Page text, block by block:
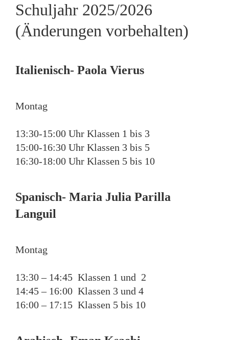
Schuljahr 2025/2026
(Änderungen vorbehalten)
Italienisch- Paola Vierus
Montag
13:30-15:00 Uhr Klassen 1 bis 3
15:00-16:30 Uhr Klassen 3 bis 5
16:30-18:00 Uhr Klassen 5 bis 10
Spanisch- Maria Julia Parilla
Languil
Montag
13:30 – 14:45 Klassen 1 und 2
14:45 – 16:00 Klassen 3 und 4
16:00 – 17:15 Klassen 5 bis 10